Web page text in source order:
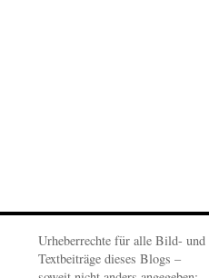
Urheberrechte für alle Bild- und
Textbeiträge dieses Blogs –